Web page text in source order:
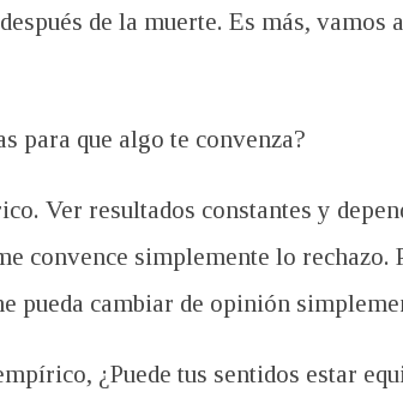
de la muerte. Es más,
para que algo te convenza?
Ver resultados constantes y
convence simplemente lo rechazo.
pueda cambiar de opinión
¿Puede tus sentidos estar